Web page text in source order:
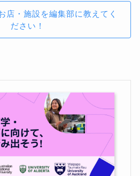
店・施設を編集部に教えてく
ださい！